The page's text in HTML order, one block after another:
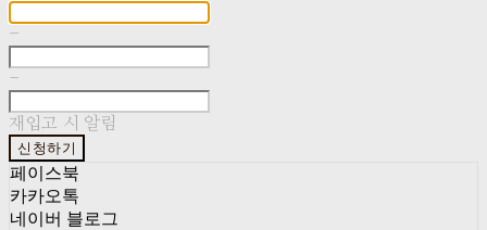
-
-
재입고 시 알림
신청하기
페이스북
카카오톡
네이버 블로그